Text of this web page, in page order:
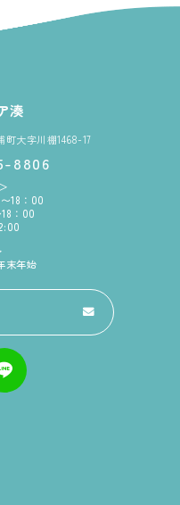
湊
町大字川棚1468-17
8806
18：00
：00
末年始